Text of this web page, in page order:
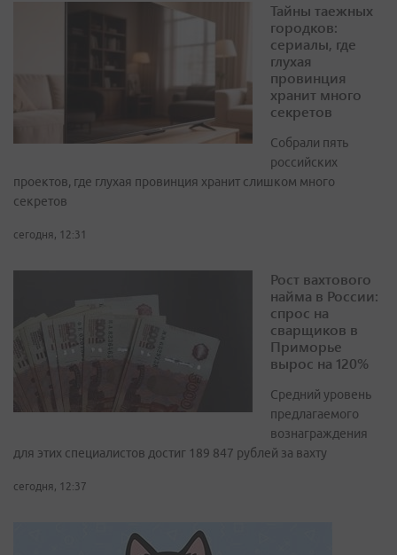
Тайны таежных
городков:
сериалы, где
глухая
провинция
хранит много
секретов
Собрали пять
российских
проектов, где глухая провинция хранит слишком много
секретов
сегодня, 12:31
Рост вахтового
найма в России:
спрос на
сварщиков в
Приморье
вырос на 120%
Средний уровень
предлагаемого
вознаграждения
для этих специалистов достиг 189 847 рублей за вахту
сегодня, 12:37